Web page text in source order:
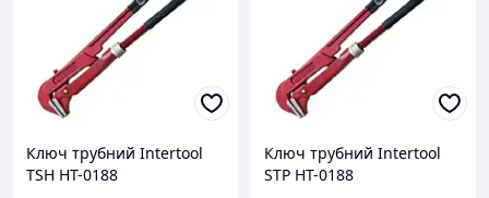
Ключ трубний Intertool
TSH HT-0188
Ключ трубний Intertool
STP HT-0188